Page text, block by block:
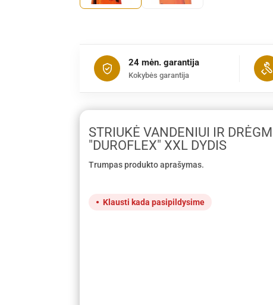
24 mėn. garantija
Kokybės garantija
STRIUKĖ VANDENIUI IR
"DUROFLEX" XXL DYDIS
Trumpas produkto aprašymas.
Klausti kada pasipildysime